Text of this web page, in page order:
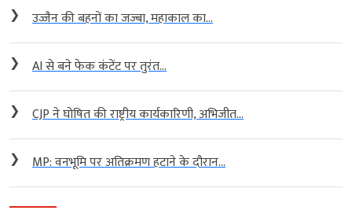
❯ उज्जैन की बहनों का जज्बा, महाकाल का...
❯ AI से बने फेक कंटेंट पर तुरंत...
❯ CJP ने घोषित की राष्ट्रीय कार्यकारिणी, अभिजीत...
❯ MP: वनभूमि पर अतिक्रमण हटाने के दौरान...